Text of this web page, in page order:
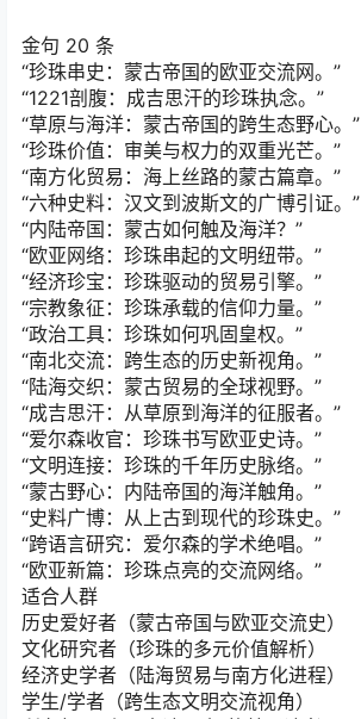
金句 20 条
“珍珠串史：蒙古帝国的欧亚交流网。”
“1221剖腹：成吉思汗的珍珠执念。”
“草原与海洋：蒙古帝国的跨生态野心。”
“珍珠价值：审美与权力的双重光芒。”
“南方化贸易：海上丝路的蒙古篇章。”
“六种史料：汉文到波斯文的广博引证。”
“内陆帝国：蒙古如何触及海洋？”
“欧亚网络：珍珠串起的文明纽带。”
“经济珍宝：珍珠驱动的贸易引擎。”
“宗教象征：珍珠承载的信仰力量。”
“政治工具：珍珠如何巩固皇权。”
“南北交流：跨生态的历史新视角。”
“陆海交织：蒙古贸易的全球视野。”
“成吉思汗：从草原到海洋的征服者。”
“爱尔森收官：珍珠书写欧亚史诗。”
“文明连接：珍珠的千年历史脉络。”
“蒙古野心：内陆帝国的海洋触角。”
“史料广博：从上古到现代的珍珠史。”
“跨语言研究：爱尔森的学术绝唱。”
“欧亚新篇：珍珠点亮的交流网络。”
适合人群
历史爱好者（蒙古帝国与欧亚交流史）
文化研究者（珍珠的多元价值解析）
经济史学者（陆海贸易与南方化进程）
学生/学者（跨生态文明交流视角）